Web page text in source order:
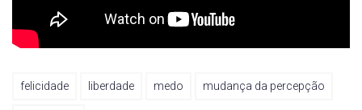
felicidade liberdade medo mudança da percepção